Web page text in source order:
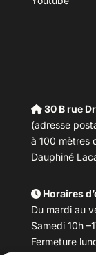
30 B rue
(adresse
à 100 mètres
Dauphiné
Horaires
Du mardi au
Samedi 10h
Fermeture